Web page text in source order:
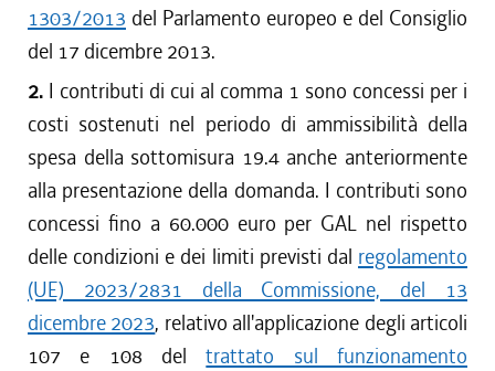
1303/2013 del Parlamento europeo e del Consiglio
del 17 dicembre 2013.
2. I contributi di cui al comma 1 sono concessi per i
costi sostenuti nel periodo di ammissibilità della
spesa della sottomisura 19.4 anche anteriormente
alla presentazione della domanda. I contributi sono
concessi fino a 60.000 euro per GAL nel rispetto
delle condizioni e dei limiti previsti dal regolamento
(UE) 2023/2831 della Commissione, del 13
dicembre 2023, relativo all'applicazione degli articoli
107 e 108 deltrattato sul funzionamento